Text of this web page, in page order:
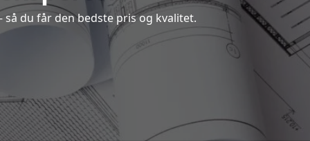
du får den bedste pris og kvalitet.